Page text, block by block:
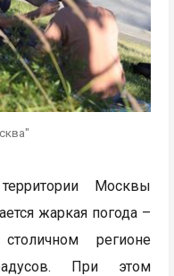
Москвы
жаркая погода –
регионе
При этом